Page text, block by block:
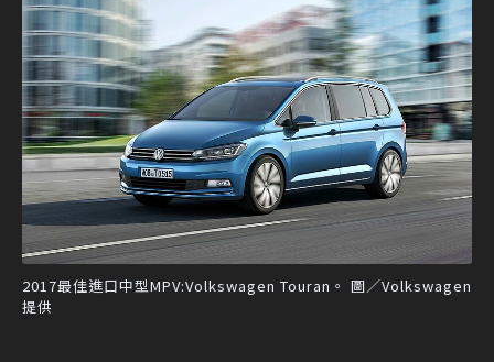
2017最佳進口中型MPV:Volkswagen Touran。 圖／Volkswagen
提供